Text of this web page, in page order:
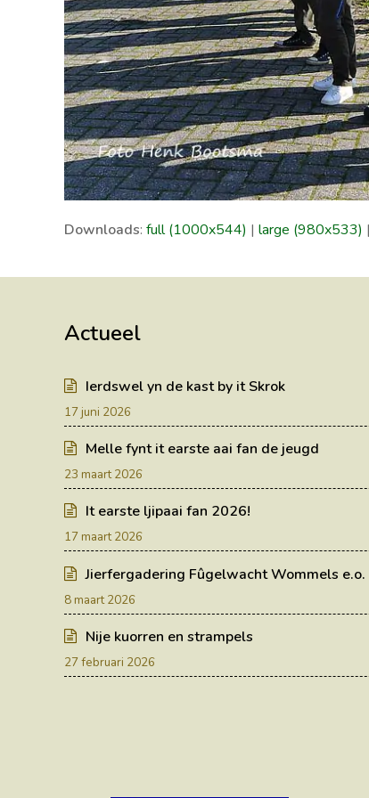
Downloads: full (1000x544) | large (980x533) |
Actueel
Ierdswel yn de kast by it Skrok
17 juni 2026
Melle fynt it earste aai fan de jeugd
23 maart 2026
It earste ljipaai fan 2026!
17 maart 2026
Jierfergadering Fûgelwacht Wommels e.o.
8 maart 2026
Nije kuorren en strampels
27 februari 2026